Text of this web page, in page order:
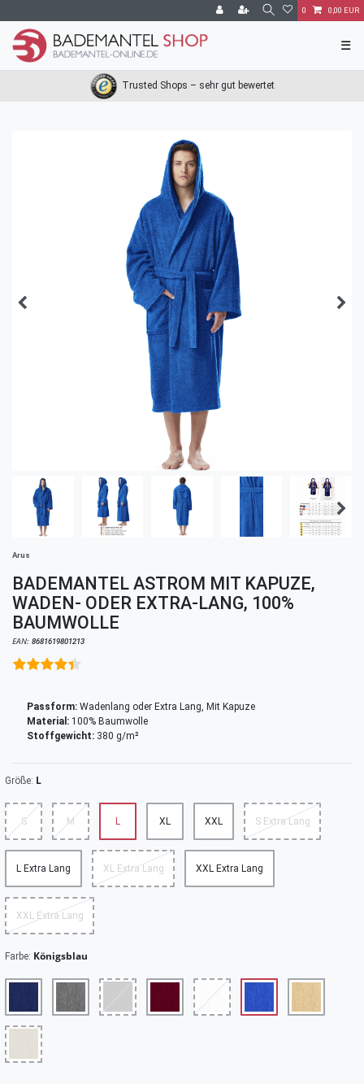
0 0,00 EUR
☰
Trusted Shops – sehr gut bewertet
Arus
BADEMANTEL ASTROM MIT KAPUZE,
WADEN- ODER EXTRA-LANG, 100%
BAUMWOLLE
EAN: 8681619801213
Passform: Wadenlang oder Extra Lang, Mit Kapuze
Material: 100% Baumwolle
Stoffgewicht: 380 g/m²
Größe: L
S M L XL XXL S Extra Lang
L Extra Lang XL Extra Lang XXL Extra Lang
XXL Extra Lang
Farbe: Königsblau